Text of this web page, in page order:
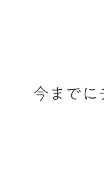
今までに